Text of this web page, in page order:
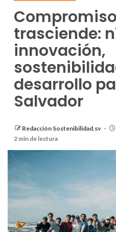
trasciende:
innovación,
desarrollo
Salvador
Redacción Sostenibilidad.sv
2 min de lectura